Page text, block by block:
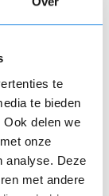
te
te bieden
delen we
onze
analyse. Deze
met andere
een